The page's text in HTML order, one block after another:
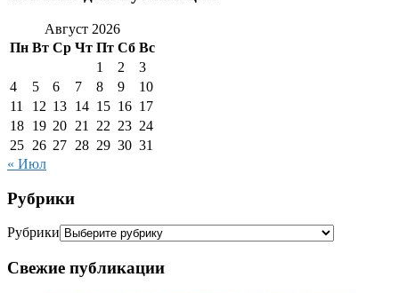
Август 2026
Пн Вт Ср Чт Пт Сб Вс
1
2
3
4
5 6 7 8 9
10
11
12 13 14 15 16 17
18 19 20 21 22 23 24
25 26 27 28 29 30 31
« Июл
Рубрики
Рубрики
Свежие публикации